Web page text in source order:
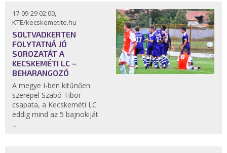
17-09-29 02:00,
KTE/kecskemetite.hu
SOLTVADKERTEN
FOLYTATNÁ JÓ
SOROZATÁT A
KECSKEMÉTI LC –
BEHARANGOZÓ
A megye I-ben kitűnően
szerepel Szabó Tibor
csapata, a Kecskeméti LC
eddig mind az 5 bajnokiját
...